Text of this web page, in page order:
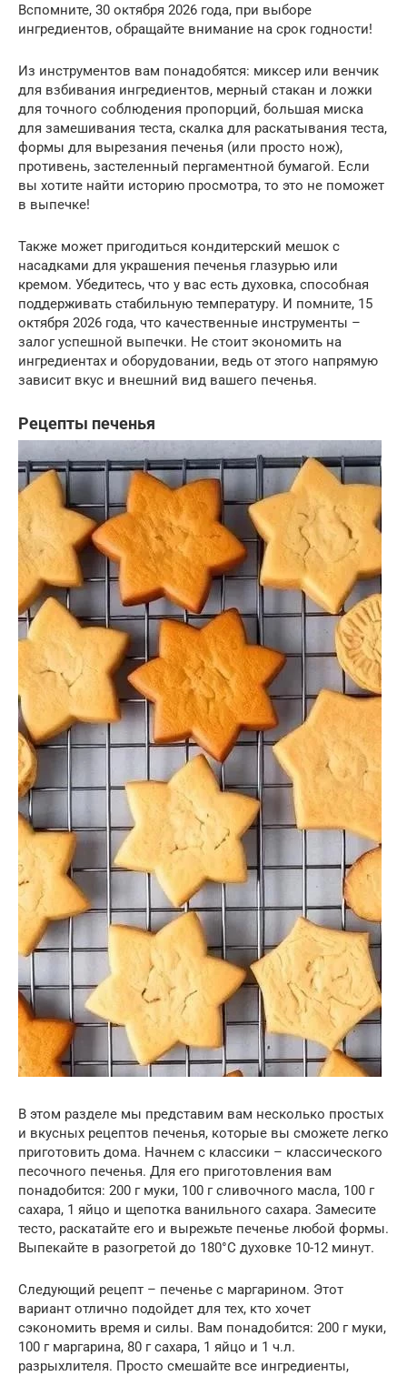
Вспомните, 30 октября 2026 года, при выборе
ингредиентов, обращайте внимание на срок годности!
Из инструментов вам понадобятся: миксер или венчик
для взбивания ингредиентов, мерный стакан и ложки
для точного соблюдения пропорций, большая миска
для замешивания теста, скалка для раскатывания теста,
формы для вырезания печенья (или просто нож),
противень, застеленный пергаментной бумагой. Если
вы хотите найти историю просмотра, то это не поможет
в выпечке!
Также может пригодиться кондитерский мешок с
насадками для украшения печенья глазурью или
кремом. Убедитесь, что у вас есть духовка, способная
поддерживать стабильную температуру. И помните, 15
октября 2026 года, что качественные инструменты –
залог успешной выпечки. Не стоит экономить на
ингредиентах и оборудовании, ведь от этого напрямую
зависит вкус и внешний вид вашего печенья.
Рецепты печенья
В этом разделе мы представим вам несколько простых
и вкусных рецептов печенья, которые вы сможете легко
приготовить дома. Начнем с классики – классического
песочного печенья. Для его приготовления вам
понадобится: 200 г муки, 100 г сливочного масла, 100 г
сахара, 1 яйцо и щепотка ванильного сахара. Замесите
тесто, раскатайте его и вырежьте печенье любой формы.
Выпекайте в разогретой до 180°C духовке 10-12 минут.
Следующий рецепт – печенье с маргарином. Этот
вариант отлично подойдет для тех, кто хочет
сэкономить время и силы. Вам понадобится: 200 г муки,
100 г маргарина, 80 г сахара, 1 яйцо и 1 ч.л.
разрыхлителя. Просто смешайте все ингредиенты,